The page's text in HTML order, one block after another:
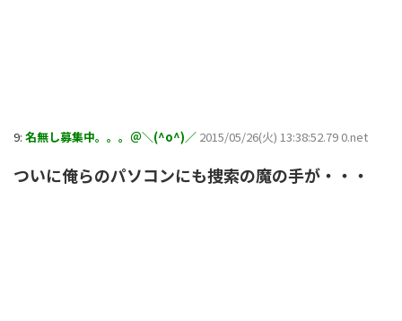
9: 名無し募集中。。。＠＼(^o^)／ 2015/05/26(火) 13:38:52.79 0.net
ついに俺らのパソコンにも捜索の魔の手が・・・